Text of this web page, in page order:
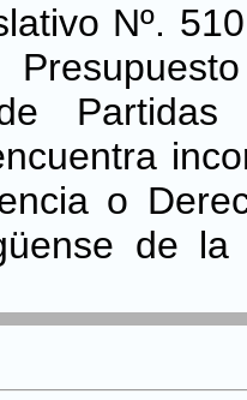
Nº.
de
o
de